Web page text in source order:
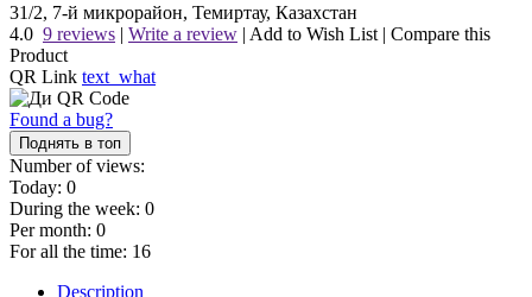
31/2, 7-й микрорайон, Темиртау, Казахстан
4.0 9 reviews | Write a review | Add to Wish List | Compare this
Product
QR Link text_what
Found a bug?
Поднять в топ
Number of views:
Today: 0
During the week: 0
Per month: 0
For all the time: 16
Description